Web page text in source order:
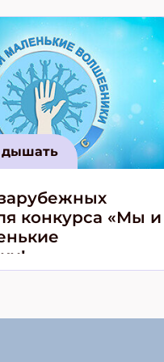
дышать
конкурса «Мы и